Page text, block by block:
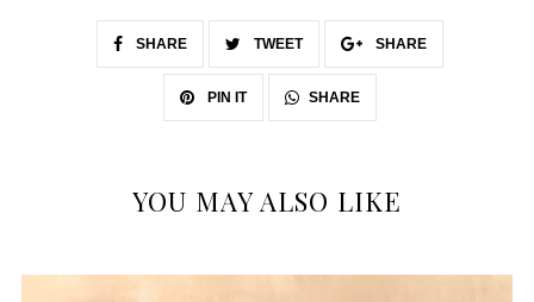
SHARE TWEET SHARE
PIN IT SHARE
YOU MAY ALSO LIKE